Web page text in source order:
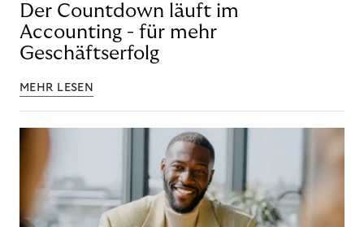
Der Countdown läuft im
Accounting - für mehr
Geschäftserfolg
MEHR LESEN